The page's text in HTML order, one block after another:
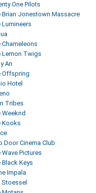
One Pilots
Brian Jonestown Massacre
Lumineers
Chameleons
Lemon Twigs
An
Offspring
Hotel
Tribes
Weeknd
Kooks
Door Cinema Club
Wave Pictures
Black Keys
Impala
Stoessel